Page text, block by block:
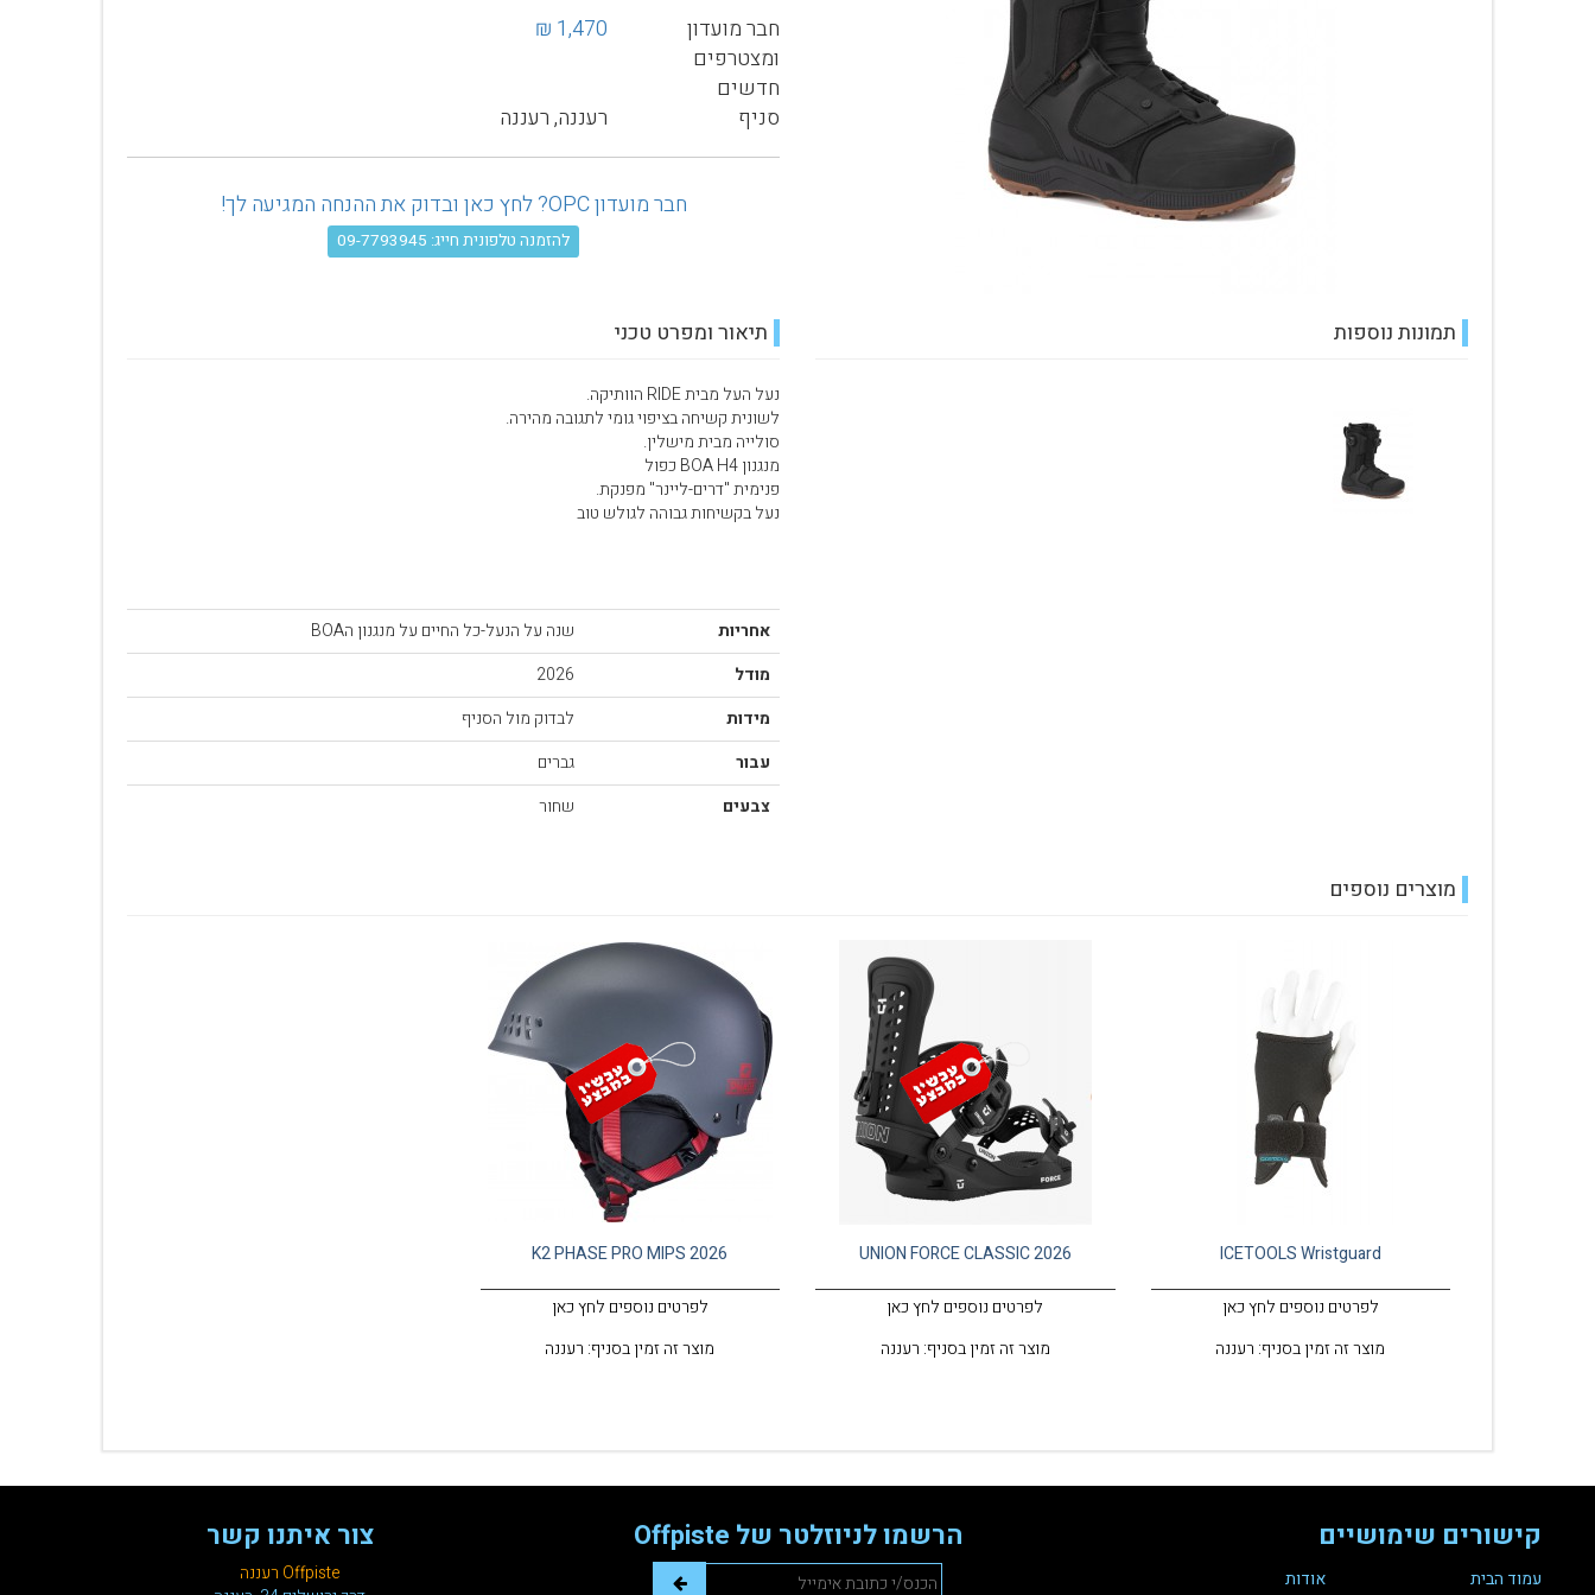
חבר מועדון
ומצטרפים
חדשים
1,470 ₪
סניף רעננה, רעננה
חבר מועדון OPC? לחץ כאן ובדוק את ההנחה המגיעה לך!
להזמנה טלפונית חייג: 09-7793945
תמונות נוספות תיאור ומפרט טכני
נעל העל מבית RIDE הוותיקה.
לשונית קשיחה בציפוי גומי לתגובה מהירה.
סולייה מבית מישלין.
מנגנון BOA H4 כפול
פנימית "דרים-ליינר" מפנקת.
נעל בקשיחות גבוהה לגולש טוב
אחריות
שנה על הנעל-כל החיים על מנגנון הBOA
מודל
2026
מידות
לבדוק מול הסניף
עבור
גברים
צבעים
שחור
מוצרים נוספים
ICETOOLS Wristguard
לפרטים נוספים לחץ כאן
מוצר זה זמין בסניף: רעננה
UNION FORCE CLASSIC 2026
לפרטים נוספים לחץ כאן
מוצר זה זמין בסניף: רעננה
K2 PHASE PRO MIPS 2026
לפרטים נוספים לחץ כאן
מוצר זה זמין בסניף: רעננה
קישורים שימושיים
עמוד הבית אודות
הרשמו לניוזלטר של Offpiste צור איתנו קשר
Offpiste רעננה